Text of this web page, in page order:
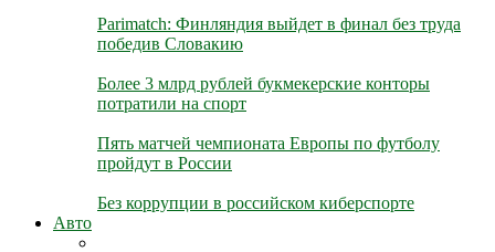
Parimatch: Финляндия выйдет в финал без труда
победив Словакию
Более 3 млрд рублей букмекерские конторы
потратили на спорт
Пять матчей чемпионата Европы по футболу
пройдут в России
Без коррупции в российском киберспорте
Авто